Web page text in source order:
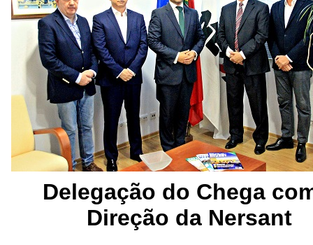
Delegação do Chega
Direção da Nersant